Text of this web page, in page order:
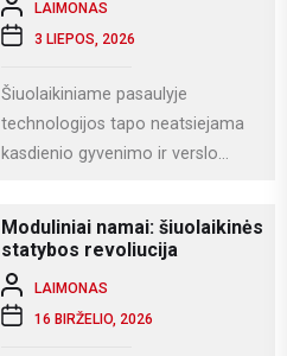
LAIMONAS
3 LIEPOS, 2026
Šiuolaikiniame pasaulyje
technologijos tapo neatsiejama
kasdienio gyvenimo ir verslo
komunikacijai ir įvairioms
specializuotoms užduotims...
Moduliniai namai: šiuolaikinės
statybos revoliucija
LAIMONAS
16 BIRŽELIO, 2026